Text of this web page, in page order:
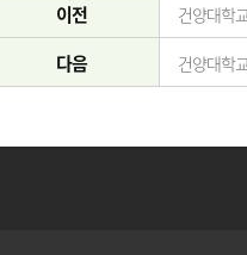
이전 건양대학
다음 건양대학